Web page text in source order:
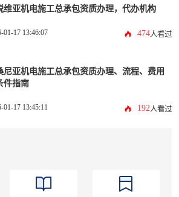
维亚机电施工总承包资质办理，代办机构
01-17 13:46:07 474人看过
尼亚机电施工总承包资质办理、流程、费用
件指南
01-17 13:45:11 192人看过